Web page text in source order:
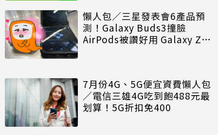
懶人包／三星發表會6產品預
測！Galaxy Buds3撞臉
AirPods被讚好用 Galaxy Z
7月份4G、5G便宜資費懶人包
／電信三雄4G吃到飽488元最
划算！5G折扣免400